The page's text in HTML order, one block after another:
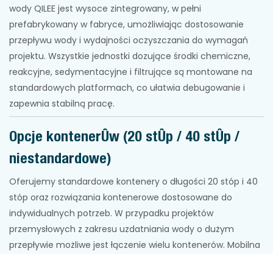
wody QILEE jest wysoce zintegrowany, w pełni
prefabrykowany w fabryce, umożliwiając dostosowanie
przepływu wody i wydajności oczyszczania do wymagań
projektu. Wszystkie jednostki dozujące środki chemiczne,
reakcyjne, sedymentacyjne i filtrujące są montowane na
standardowych platformach, co ułatwia debugowanie i
zapewnia stabilną pracę.
Opcje kontenerów (20 stóp / 40 stóp /
niestandardowe)
Oferujemy standardowe kontenery o długości 20 stóp i 40
stóp oraz rozwiązania kontenerowe dostosowane do
indywidualnych potrzeb. W przypadku projektów
przemysłowych z zakresu uzdatniania wody o dużym
przepływie możliwe jest łączenie wielu kontenerów. Mobilna